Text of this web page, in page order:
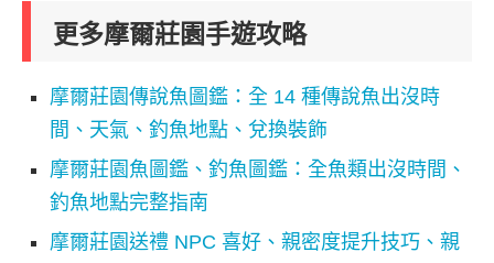
更多摩爾莊園手遊攻略
摩爾莊園傳說魚圖鑑：全 14 種傳說魚出沒時
間、天氣、釣魚地點、兌換裝飾
摩爾莊園魚圖鑑、釣魚圖鑑：全魚類出沒時間、
釣魚地點完整指南
摩爾莊園送禮 NPC 喜好、親密度提升技巧、親